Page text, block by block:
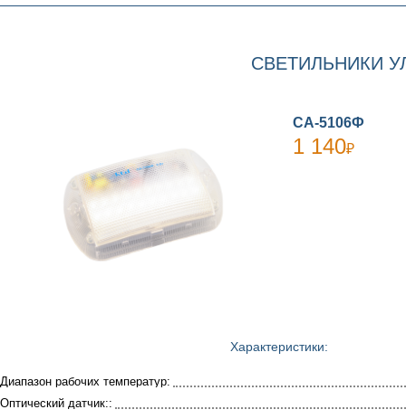
СВЕТИЛЬНИКИ
СА-5106Ф
1 140₽
Характеристики:
Диапазон рабочих температур:
Оптический датчик::